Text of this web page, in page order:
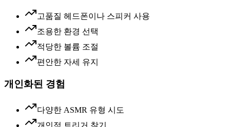
고품질 헤드폰이나 스피커 사용
조용한 환경 선택
적당한 볼륨 조절
편안한 자세 유지
개인화된 경험
다양한 ASMR 유형 시도
개인적 트리거 찾기